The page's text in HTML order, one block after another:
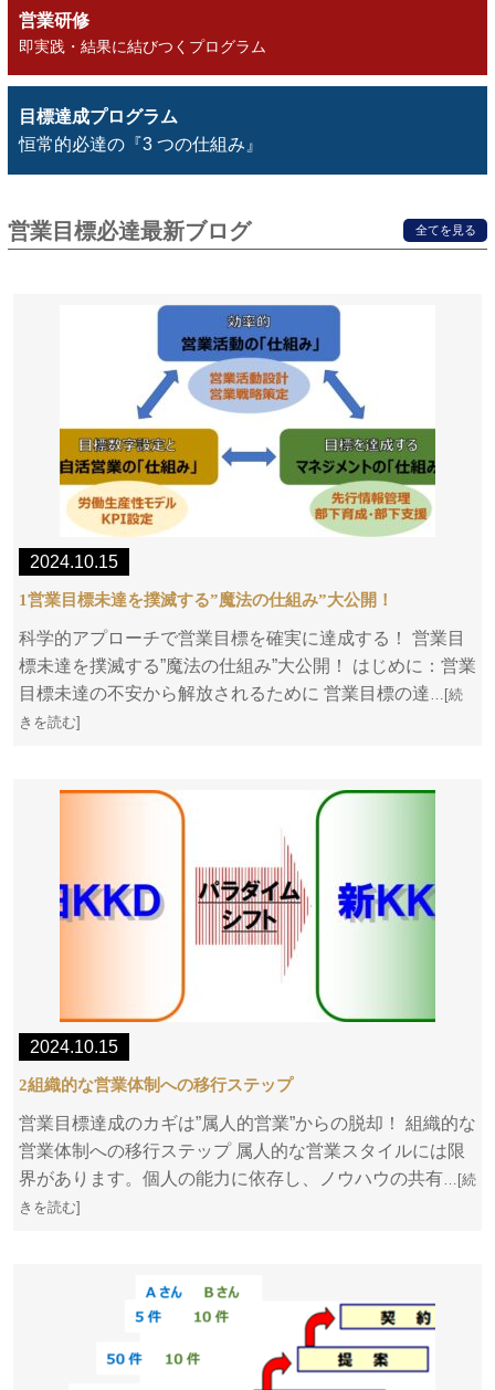
営業研修
即実践・結果に結びつくプログラム
目標達成プログラム
恒常的必達の『3 つの仕組み』
営業目標必達最新ブログ 全てを見る
2024.10.15
1営業目標未達を撲滅する”魔法の仕組み”大公開！
科学的アプローチで営業目標を確実に達成する！ 営業目
標未達を撲滅する”魔法の仕組み”大公開！ はじめに：営業
目標未達の不安から解放されるために 営業目標の達 …[続
きを読む]
2024.10.15
2組織的な営業体制への移行ステップ
営業目標達成のカギは”属人的営業”からの脱却！ 組織的な
営業体制への移行ステップ 属人的な営業スタイルには限
界があります。個人の能力に依存し、ノウハウの共有 …[続
きを読む]